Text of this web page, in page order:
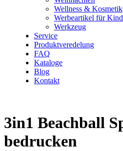
Wellness & Kosmetik
Werbeartikel für
Werkzeug
Service
Produktveredelung
FAQ
Kataloge
Blog
Kontakt
3in1 Beachball
bedrucken